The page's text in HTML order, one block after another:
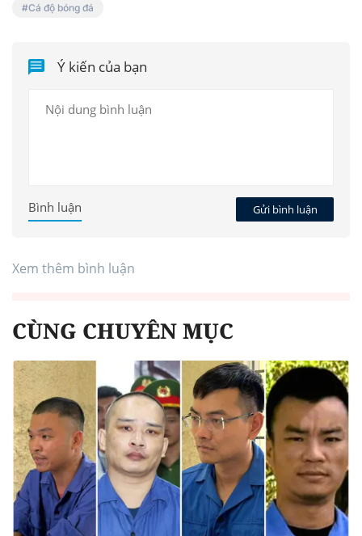
Cá độ bóng đá
Ý kiến của bạn
Gửi bình luận
Bình luận
Xem thêm bình luận
CÙNG CHUYÊN MỤC